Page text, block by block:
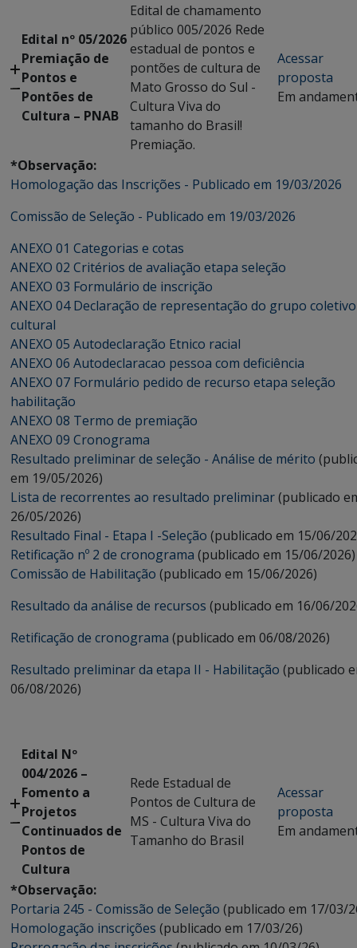
Edital nº 05/2026
Premiação de
Pontos e
Pontões de
Cultura – PNAB
Edital de chamamento
público 005/2026 Rede
estadual de pontos e
pontões de cultura de
Mato Grosso do Sul -
Cultura Viva do
tamanho do Brasil!
Premiação.
Acessar
proposta
Em
*Observação:
Homologação das Inscrições - Publicado em 19/03/2026
Comissão de Seleção - Publicado em 19/03/2026
ANEXO 01 Categorias e cotas
ANEXO 02 Critérios de avaliação etapa seleção
ANEXO 03 Formulário de inscrição
ANEXO 04 Declaração de representação do grupo coletivo
cultural
ANEXO 05 Autodeclaração Etnico racial
ANEXO 06 Autodeclaracao pessoa com deficiência
ANEXO 07 Formulário pedido de recurso etapa seleção
habilitação
ANEXO 08 Termo de premiação
ANEXO 09 Cronograma
Resultado preliminar de seleção - Análise de mérito
em 19/05/2026)
Lista de recorrentes ao resultado preliminar(publicado
26/05/2026)
Resultado Final - Etapa I -Seleção (publicado em 15/06/
Retificação nº 2 de cronograma (publicado em 15/06/2026)
Comissão de Habilitação (publicado em 15/06/2026)
Resultado da análise de recursos (publicado em 16/06/
Retificação de cronograma (publicado em 06/08/2026)
Resultado preliminar da etapa II - Habilitação (publicado
06/08/2026)
Edital Nº
004/2026 –
Fomento a
Projetos
Continuados de
Pontos de
Cultura
Rede Estadual de
Pontos de Cultura de
MS - Cultura Viva do
Tamanho do Brasil
Acessar
proposta
Em
*Observação:
Portaria 245 - Comissão de Seleção (publicado em 17/03/
Homologação inscrições (publicado em 17/03/26)